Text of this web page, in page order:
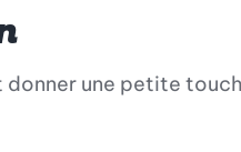
une petite